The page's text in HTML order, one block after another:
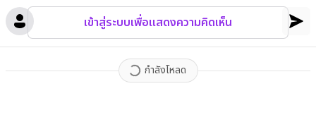
เข้าสู่ระบบเพื่อแสดงความคิดเห็น
กำลังโหลด